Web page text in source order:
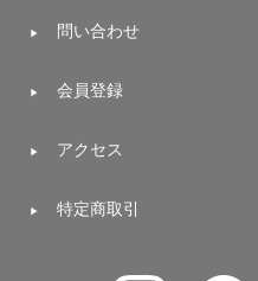
問い合わせ
会員登録
アクセス
特定商取引